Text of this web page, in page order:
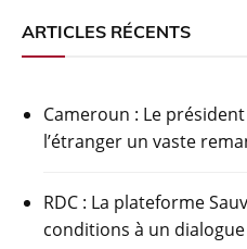
c
e
o
o
k
itt at
p
p
a
m
ARTICLES RÉCENTS
Cameroun : Le
l’étranger un vaste
RDC : La plateforme
conditions à un